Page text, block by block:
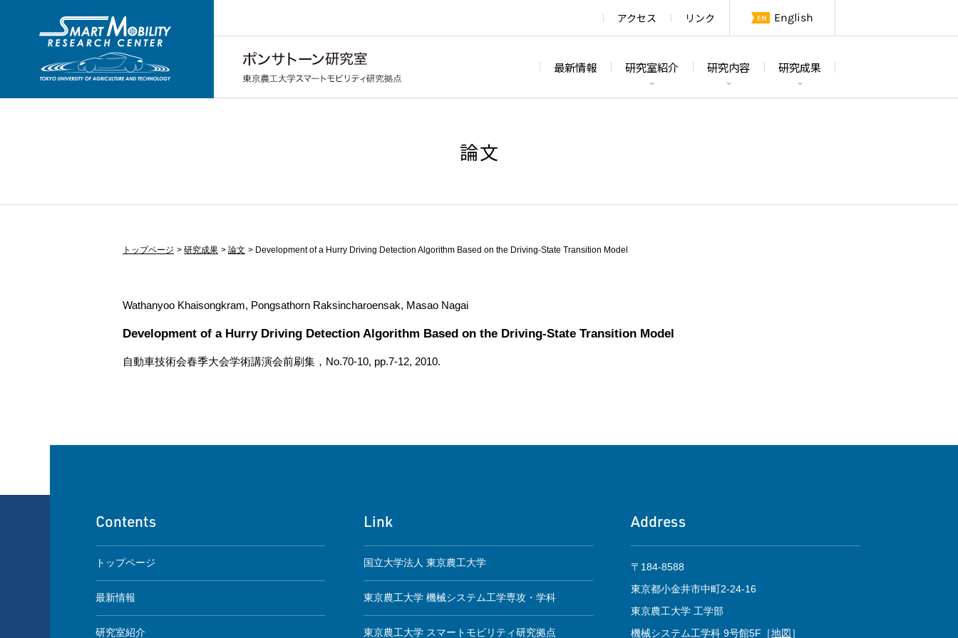
English
リンク
アクセス
研究成果
研究内容
研究室紹介
最新情報
論文
トップページ 研究成果 論文 Development of a Hurry Driving Detection Algorithm Based on the Driving-State Transition Model
Wathanyoo Khaisongkram, Pongsathorn Raksincharoensak, Masao Nagai
Development of a Hurry Driving Detection Algorithm Based on the Driving-State Transition Model
自動車技術会春季大会学術講演会前刷集，No.70-10, pp.7-12, 2010.
Contents
トップページ
最新情報
研究室紹介
Link
国立大学法人 東京農工大学
東京農工大学 機械システム工学専攻・学科
東京農工大学 スマートモビリティ研究拠点
Address
〒184-8588
東京都小金井市中町2-24-16
東京農工大学 工学部
機械システム工学科 9号館5F［地図 ］